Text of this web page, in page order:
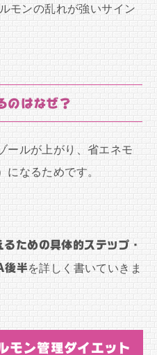
モンの乱れが強いサイン
のはなぜ？
ールが上がり、省エネモ
になるためです。
るための具体的ステップ・
後半を詳しく書いていきま
モン管理ダイエット